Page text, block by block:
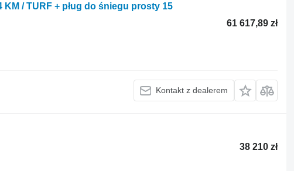
KM / TURF + pług do śniegu prosty 15
61 617,89 zł
Kontakt z dealerem
38 210 zł